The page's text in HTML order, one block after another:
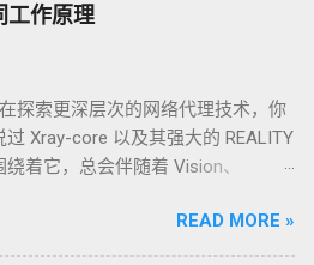
工作原理
探索更深层次的网络代理技术，你
过 Xray-core 以及其强大的 REALITY
着它，总会伴随着 Vision、
扮演什么角色？我们能否将它们集
点上，打造终极伪装？ 今天，我们
READ MORE »